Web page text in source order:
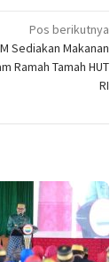
Pos berikutnya
Sediakan Makanan
Ramah Tamah HUT
RI